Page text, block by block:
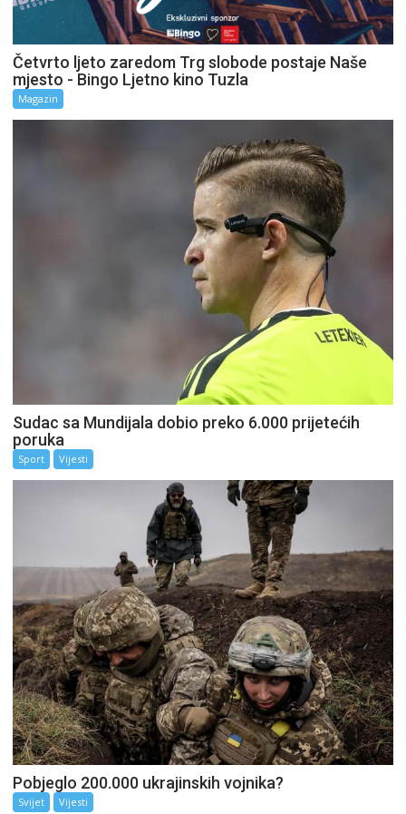
Četvrto ljeto zaredom Trg slobode postaje Naše
mjesto - Bingo Ljetno kino Tuzla
Magazin
Sudac sa Mundijala dobio preko 6.000 prijetećih
poruka
Sport Vijesti
Pobjeglo 200.000 ukrajinskih vojnika?
Svijet Vijesti